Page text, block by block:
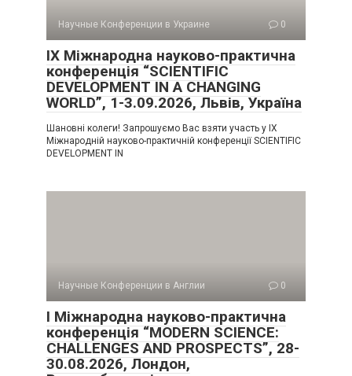
Научные Конференции в Украине 0
IX Міжнародна науково-практична
конференція “SCIENTIFIC
DEVELOPMENT IN A CHANGING
WORLD”, 1-3.09.2026, Львів, Україна
Шановні колеги! Запрошуємо Вас взяти участь у IX
Міжнародній науково-практичній конференції SCIENTIFIC
DEVELOPMENT IN
Научные Конференции в Англии 0
I Міжнародна науково-практична
конференція “MODERN SCIENCE:
CHALLENGES AND PROSPECTS”, 28-
30.08.2026, Лондон,